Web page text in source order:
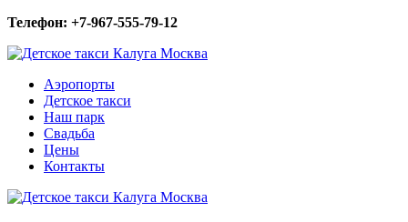
Телефон: +7-967-555-79-12
Аэропорты
Детское такси
Наш парк
Свадьба
Цены
Контакты